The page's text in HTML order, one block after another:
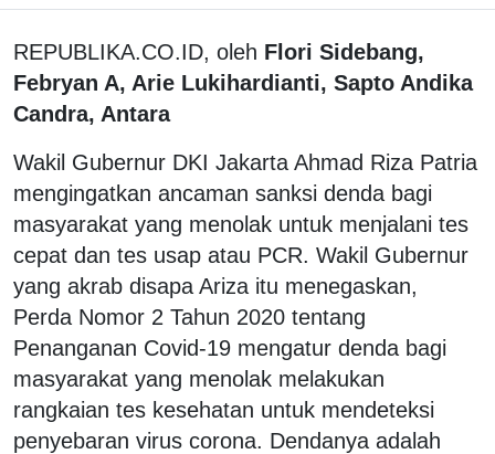
REPUBLIKA.CO.ID, oleh Flori Sidebang,
Febryan A, Arie Lukihardianti, Sapto Andika
Candra, Antara
Wakil Gubernur DKI Jakarta Ahmad Riza Patria
mengingatkan ancaman sanksi denda bagi
masyarakat yang menolak untuk menjalani tes
cepat dan tes usap atau PCR. Wakil Gubernur
yang akrab disapa Ariza itu menegaskan,
Perda Nomor 2 Tahun 2020 tentang
Penanganan Covid-19 mengatur denda bagi
masyarakat yang menolak melakukan
rangkaian tes kesehatan untuk mendeteksi
penyebaran virus corona. Dendanya adalah